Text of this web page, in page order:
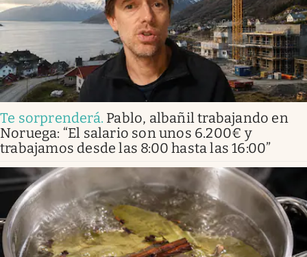
Te sorprenderá. Pablo, albañil trabajando en
Noruega: “El salario son unos 6.200€ y
trabajamos desde las 8:00 hasta las 16:00”